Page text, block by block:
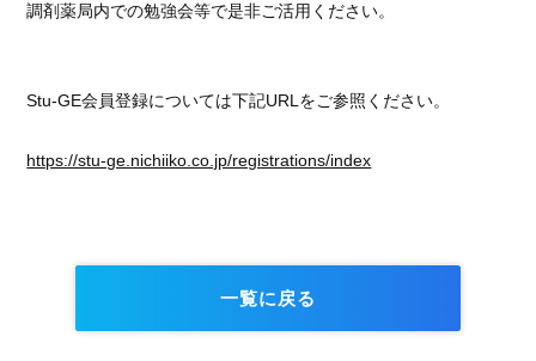
調剤薬局内での勉強会等で是非ご活用ください。
Stu-GE会員登録については下記URLをご参照ください。
https://stu-ge.nichiiko.co.jp/registrations/index
一覧に戻る